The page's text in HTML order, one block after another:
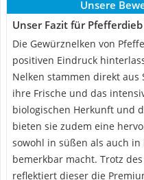
Unsere
Unser Fazit für
Die Gewürznelken von
positiven Eindruck
Nelken stammen direkt
ihre Frische und das
biologischen Herkunft und
bieten sie zudem eine
sowohl in süßen als auch
bemerkbar macht. Trotz
reflektiert dieser die